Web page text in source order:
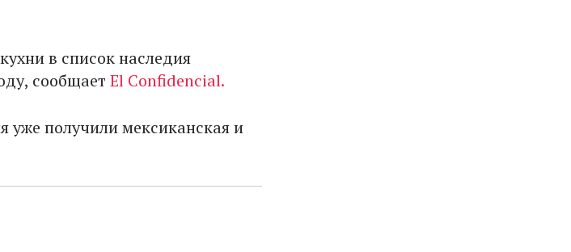
в список наследия
сообщает El Confidencial.
уже получили мексиканская и